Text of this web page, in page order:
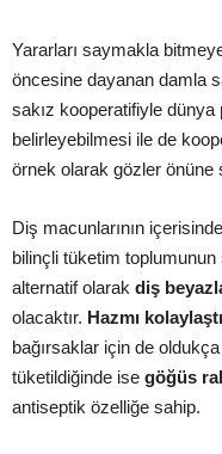
Yararları saymakla
öncesine dayanan damla
sakız kooperatifiyle dünya
belirleyebilmesi ile de
örnek olarak gözler önüne
Diş macunlarının
bilinçli tüketim toplumunun
alternatif olarak diş
olacaktır. Hazmı
bağırsaklar için de
tüketildiğinde ise göğüs
antiseptik özelliğe sahip.